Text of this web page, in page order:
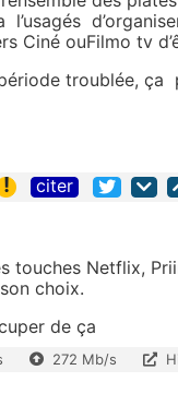
l’usagés
Ciné ouFilmo tv
troublée, ça
! citer
touches Netflix,
choix.
de ça
272 Mb/s